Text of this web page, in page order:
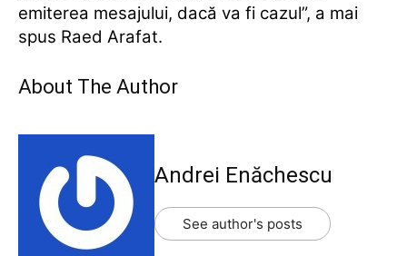
emiterea mesajului, dacă va fi cazul”, a mai
spus Raed Arafat.
About The Author
Andrei Enăchescu
See author's posts